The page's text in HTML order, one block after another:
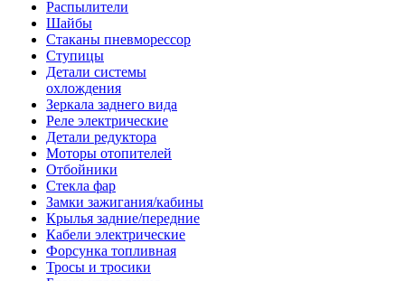
Распылители
Шайбы
Стаканы пневморессор
Ступицы
Детали системы
охлождения
Зеркала заднего вида
Реле электрические
Детали редуктора
Моторы отопителей
Отбойники
Стекла фар
Замки зажигания/кабины
Крылья задние/передние
Кабели электрические
Форсунка топливная
Тросы и тросики